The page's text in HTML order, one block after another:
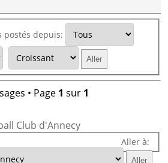
postés depuis:
• Page 1 sur 1
Club d'Annecy
Aller à: